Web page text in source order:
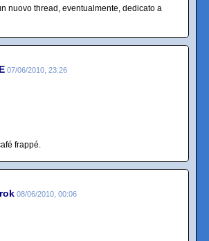
nuovo thread, eventualmente, dedicato a
07/06/2010, 23:26
frappé.
08/06/2010, 00:06